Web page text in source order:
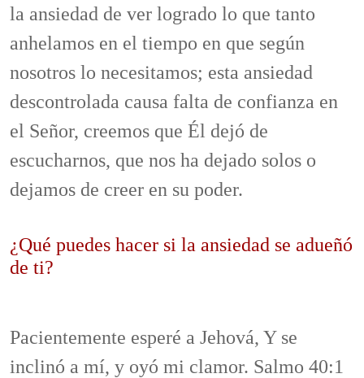
la ansiedad de ver logrado lo que tanto
anhelamos en el tiempo en que según
nosotros lo necesitamos; esta ansiedad
descontrolada causa falta de confianza en
el Señor, creemos que Él dejó de
escucharnos, que nos ha dejado solos o
dejamos de creer en su poder.
¿Qué puedes hacer si la ansiedad se adueñó
de ti?
Pacientemente esperé a Jehová, Y se
inclinó a mí, y oyó mi clamor. Salmo 40:1